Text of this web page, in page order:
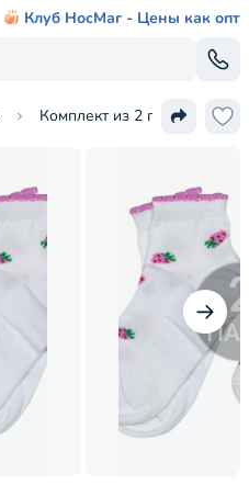
Клуб НосМаг - Цены как опт
Комплект из 2 пар детских